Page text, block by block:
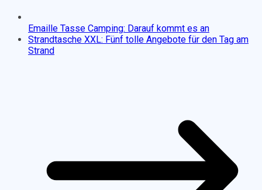
Emaille Tasse Camping: Darauf kommt es an
Strandtasche XXL: Fünf tolle Angebote für den Tag am
Strand